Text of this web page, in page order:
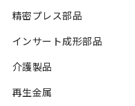
精密プレス部品
インサート成形部品
介護製品
再生金属